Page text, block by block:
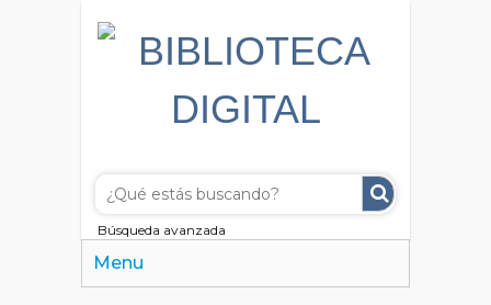
Búsqueda avanzada
Menu